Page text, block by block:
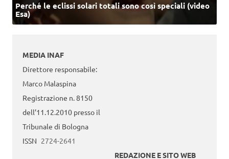
Perché le eclissi solari totali sono così speciali (video
Esa)
MEDIA INAF
Direttore responsabile:
Marco Malaspina
Registrazione n. 8150
dell’11.12.2010 presso il
Tribunale di Bologna
ISSN 2724-2641
REDAZIONE E SITO WEB